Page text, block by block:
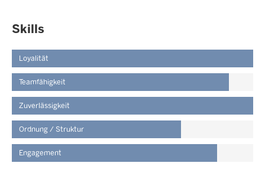
Skills
Loyalität
Teamfähigkeit
Zuverlässigkeit
Ordnung / Struktur
Engagement